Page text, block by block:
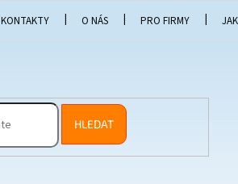
KONTAKTY O NÁS PRO FIRMY
HLEDAT